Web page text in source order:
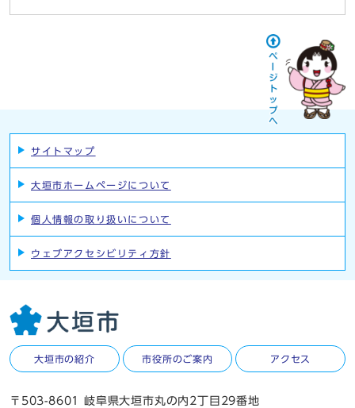
サイトマップ
大垣市ホームページについて
個人情報の取り扱いについて
ウェブアクセシビリティ方針
大垣市の紹介 市役所のご案内 アクセス
〒503-8601 岐阜県大垣市丸の内2丁目29番地